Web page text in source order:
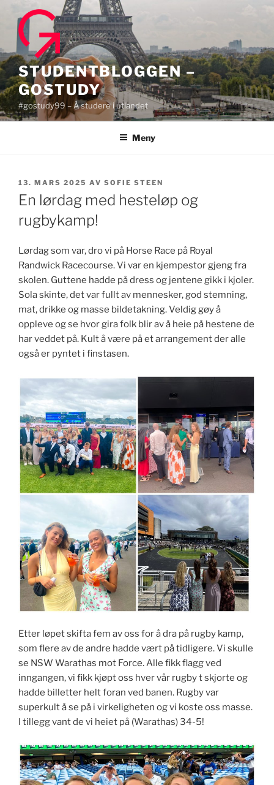
innhold
STUDENTBLOGGEN –
GOSTUDY
#gostudy99 – Å studere i utlandet
Meny
PUBLISERT
13. MARS 2025 AV SOFIE STEEN
En lørdag med hesteløp og
rugbykamp!
Lørdag som var, dro vi på Horse Race på Royal
Randwick Racecourse. Vi var en kjempestor gjeng fra
skolen. Guttene hadde på dress og jentene gikk i kjoler.
Sola skinte, det var fullt av mennesker, god stemning,
mat, drikke og masse bildetakning. Veldig gøy å
oppleve og se hvor gira folk blir av å heie på hestene de
har veddet på. Kult å være på et arrangement der alle
også er pyntet i finstasen.
Etter løpet skifta fem av oss for å dra på rugby kamp,
som flere av de andre hadde vært på tidligere. Vi skulle
se NSW Warathas mot Force. Alle fikk flagg ved
inngangen, vi fikk kjøpt oss hver vår rugby t skjorte og
hadde billetter helt foran ved banen. Rugby var
superkult å se på i virkeligheten og vi koste oss masse.
I tillegg vant de vi heiet på (Warathas) 34-5!